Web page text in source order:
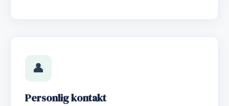
👤
Personlig kontakt